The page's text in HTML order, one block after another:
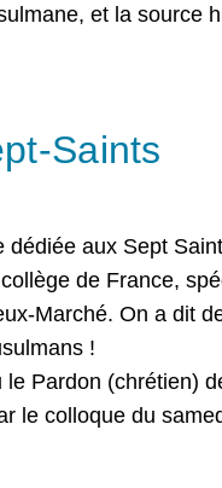
et la source
Saints
aux Sept
de France,
Marché. On a dit
!
Pardon (chrétien)
le colloque du